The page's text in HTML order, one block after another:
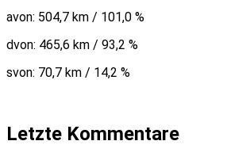
avon: 504,7 km / 101,0 %
dvon: 465,6 km / 93,2 %
svon: 70,7 km / 14,2 %
Letzte Kommentare